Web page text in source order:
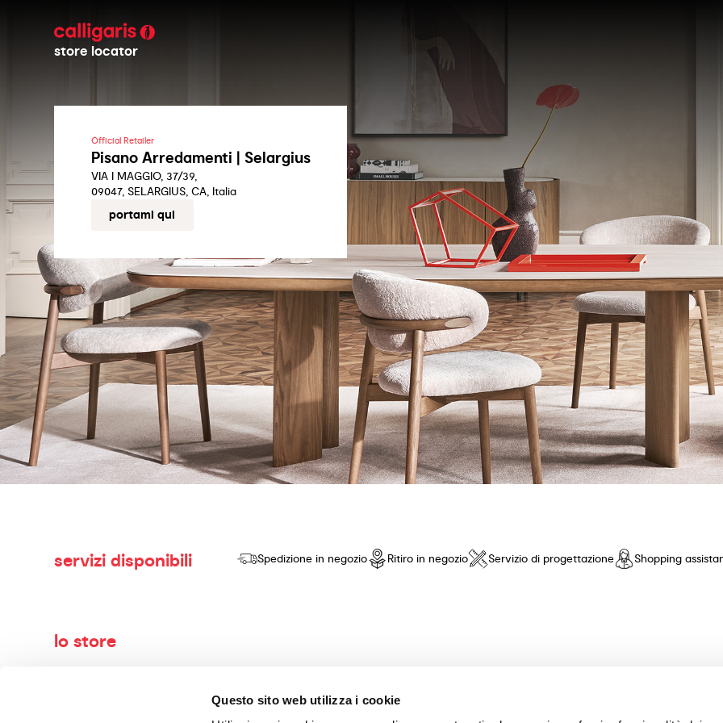
Questo sito web utilizza i cookie
store locator
Official Retailer
Pisano Arredamenti | Selargius
VIA I MAGGIO, 37/39,
09047, SELARGIUS, CA, Italia
portami qui
servizi disponibili Spedizione in negozio Ritiro in negozio Servizio di progettazione Shopping
lo store
Benvenuti nel mondo di Calligaris, il tuo negozio di arredamento di fiducia! Offriamo una selezione esclusiva di mobili e accessori
vendere prodotti di alta qualità, design innovativo e comfort senza pari. Scopri le nostre collezioni di tavoli, sedie, letti, divani e